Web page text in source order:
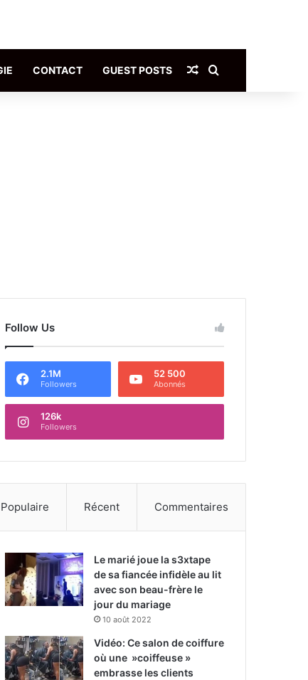
CONTACT GUEST POSTS Article Aléatoire
Follow Us
2.1M
Followers
52 500
Abonnés
126k
Followers
Populaire Récent Commentaires
Le marié joue la s3xtape
de sa fiancée infidèle au lit
avec son beau-frère le
jour du mariage
10 août 2022
Vidéo: Ce salon de coiffure
où une »coiffeuse »
embrasse les clients